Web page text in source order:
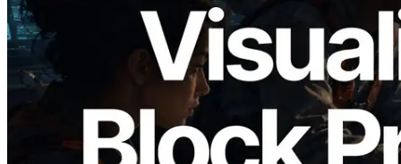
Validators Solutions veröffentlicht Solana
Block Analyzer – Visualisierung der
Blockproduktionszeit pro Slot und der
zugewiesenen Validatoren
Lesen Sie diesen Artikel